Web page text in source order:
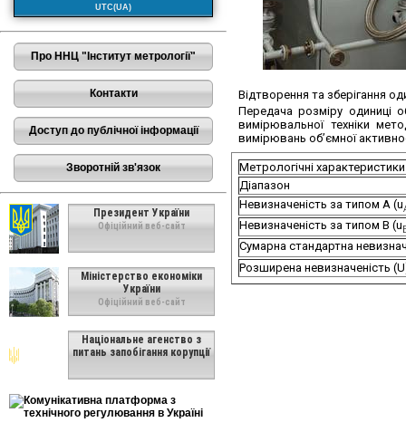
UTC(UA)
Про ННЦ "Інститут метрології"
Контакти
Доступ до публічної інформації
Зворотній зв'язок
Президент України
Офіційний веб-сайт
Міністерство економіки
України
Офіційний веб-сайт
Національне агенство з
питань запобігання корупції
Відтворення та зберігання
Передача розміру одиниці
вимірювальної техніки
вимірювань об’ємної
Метрологічні характеристики
Діапазон
Невизначеність за типом А (u
Невизначеність за типом В (u
Сумарна стандартна
Розширена невизначеність